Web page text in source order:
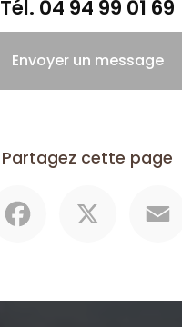
Tél. 04 94 99 01 69
Envoyer un message
Partagez cette page